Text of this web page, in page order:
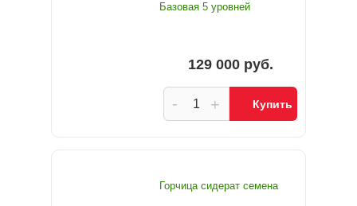
Базовая 5 уровней
129 000 руб.
+
- Купить
Горчица сидерат семена